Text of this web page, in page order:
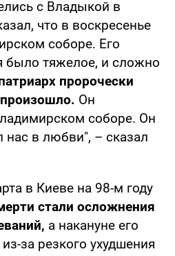
с Владыкой в
что в воскресенье
соборе. Его
было тяжелое, и сложно
пророчески
Он
соборе. Он
нас в любви", – сказал
в Киеве на 98-м году
стали осложнения
а накануне его
за резкого ухудшения